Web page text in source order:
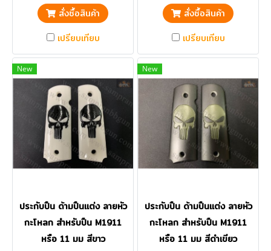
สั่งซื้อสินค้า
เปรียบเทียบ
สั่งซื้อสินค้า
เปรียบเทียบ
New
ประกับปืน ด้ามปืนแต่ง ลายหัว
กะโหลก สำหรับปืน M1911
หรือ 11 มม สีขาว
New
ประกับปืน ด้ามปืนแต่ง ลายหัว
กะโหลก สำหรับปืน M1911
หรือ 11 มม สีดำเขียว